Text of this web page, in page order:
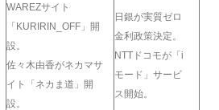
WAREZサイト
「KURIRIN_OFF」開
設。
佐々木由香がネカマサ
イト「ネカま道」開
設。
日銀が実質ゼロ
金利政策決定。
NTTドコモが「i
モード」サービ
ス開始。